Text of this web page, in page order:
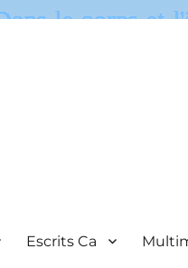
Escrits Ca